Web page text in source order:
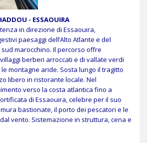
- ESSAOUIRA
in direzione di Essaouira,
paesaggi dell’Alto Atlante e del
marocchino. Il percorso offre
berberi arroccati e di vallate verdi
montagne aride. Sosta lungo il tragitto
libero in ristorante locale. Nel
verso la costa atlantica fino a
di Essaouira, celebre per il suo
bastionate, il porto dei pescatori e le
vento. Sistemazione in struttura, cena e